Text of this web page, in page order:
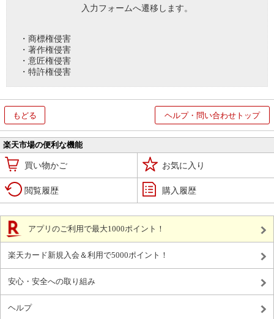
入力フォームへ遷移します。
・商標権侵害
・著作権侵害
・意匠権侵害
・特許権侵害
もどる ヘルプ・問い合わせトップ
楽天市場の便利な機能
買い物かご お気に入り
閲覧履歴 購入履歴
アプリのご利用で最大1000ポイント！
楽天カード新規入会＆利用で5000ポイント！
安心・安全への取り組み
ヘルプ